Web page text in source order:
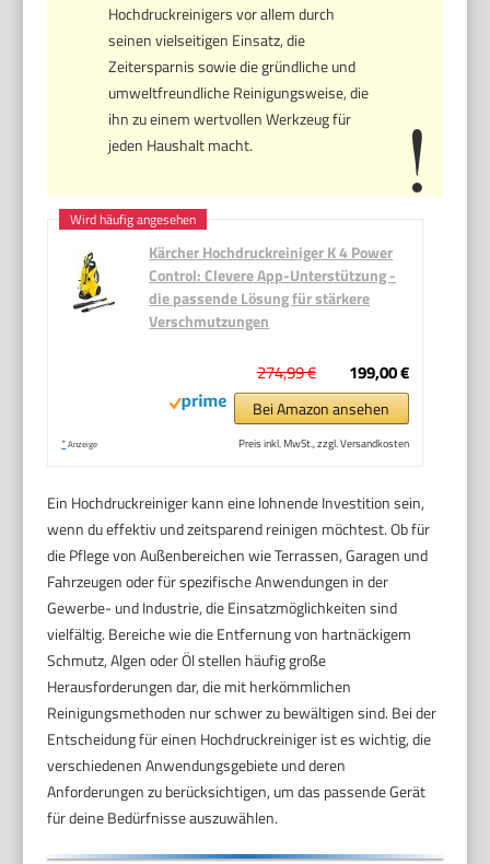
Hochdruckreinigers vor allem durch
seinen vielseitigen Einsatz, die
Zeitersparnis sowie die gründliche und
umweltfreundliche Reinigungsweise, die
ihn zu einem wertvollen Werkzeug für
jeden Haushalt macht.
Kärcher Hochdruckreiniger K 4 Power
Control: Clevere App-Unterstützung -
die passende Lösung für stärkere
Verschmutzungen
199,00 €
274,99 €
Bei Amazon ansehen
*Anzeige Preis inkl. MwSt., zzgl. Versandkosten
Ein Hochdruckreiniger kann eine lohnende Investition sein,
wenn du effektiv und zeitsparend reinigen möchtest. Ob für
die Pflege von Außenbereichen wie Terrassen, Garagen und
Fahrzeugen oder für spezifische Anwendungen in der
Gewerbe- und Industrie, die Einsatzmöglichkeiten sind
vielfältig. Bereiche wie die Entfernung von hartnäckigem
Schmutz, Algen oder Öl stellen häufig große
Herausforderungen dar, die mit herkömmlichen
Reinigungsmethoden nur schwer zu bewältigen sind. Bei der
Entscheidung für einen Hochdruckreiniger ist es wichtig, die
verschiedenen Anwendungsgebiete und deren
Anforderungen zu berücksichtigen, um das passende Gerät
für deine Bedürfnisse auszuwählen.